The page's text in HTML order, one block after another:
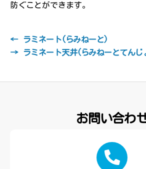
防ぐことができます。
←
ラミネート(らみねーと)
→
ラミネート天井(らみねーとてんじ
お問い合わ